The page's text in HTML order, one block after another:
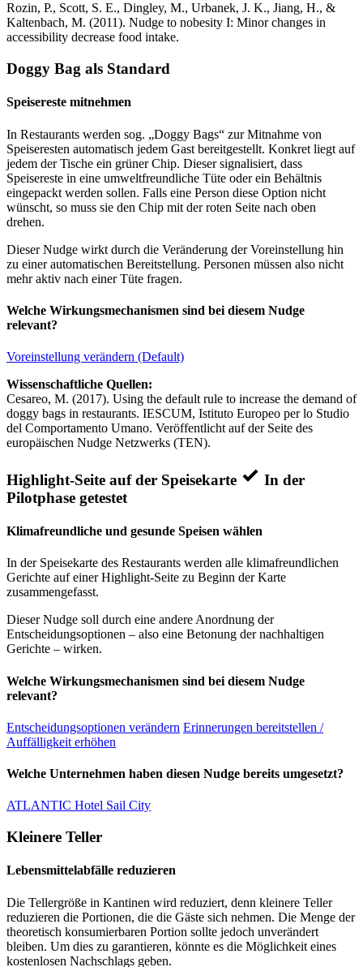
Rozin, P., Scott, S. E., Dingley, M., Urbanek, J. K., Jiang, H., &
Kaltenbach, M. (2011). Nudge to nobesity I: Minor changes in
accessibility decrease food intake.
Doggy Bag als Standard
Speisereste mitnehmen
In Restaurants werden sog. „Doggy Bags“ zur Mitnahme von
Speiseresten automatisch jedem Gast bereitgestellt. Konkret liegt auf
jedem der Tische ein grüner Chip. Dieser signalisiert, dass
Speisereste in eine umweltfreundliche Tüte oder ein Behältnis
eingepackt werden sollen. Falls eine Person diese Option nicht
wünscht, so muss sie den Chip mit der roten Seite nach oben
drehen.
Dieser Nudge wirkt durch die Veränderung der Voreinstellung hin
zu einer automatischen Bereitstellung. Personen müssen also nicht
mehr aktiv nach einer Tüte fragen.
Welche Wirkungsmechanismen sind bei diesem Nudge
relevant?
Voreinstellung verändern (Default)
Wissenschaftliche Quellen:
Cesareo, M. (2017). Using the default rule to increase the demand of
doggy bags in restaurants. IESCUM, Istituto Europeo per lo Studio
del Comportamento Umano. Veröffentlicht auf der Seite des
europäischen Nudge Netzwerks (TEN).
Highlight-Seite auf der Speisekarte
In der
Pilotphase getestet
Klimafreundliche und gesunde Speisen wählen
In der Speisekarte des Restaurants werden alle klimafreundlichen
Gerichte auf einer Highlight-Seite zu Beginn der Karte
zusammengefasst.
Dieser Nudge soll durch eine andere Anordnung der
Entscheidungsoptionen – also eine Betonung der nachhaltigen
Gerichte – wirken.
Welche Wirkungsmechanismen sind bei diesem Nudge
relevant?
Entscheidungsoptionen verändern Erinnerungen bereitstellen /
Auffälligkeit erhöhen
Welche Unternehmen haben diesen Nudge bereits umgesetzt?
ATLANTIC Hotel Sail City
Kleinere Teller
Lebensmittelabfälle reduzieren
Die Tellergröße in Kantinen wird reduziert, denn kleinere Teller
reduzieren die Portionen, die die Gäste sich nehmen. Die Menge der
theoretisch konsumierbaren Portion sollte jedoch unverändert
bleiben. Um dies zu garantieren, könnte es die Möglichkeit eines
kostenlosen Nachschlags geben.